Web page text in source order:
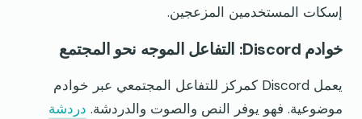
إسكات المستخدمين المزعجين.
خوادم Discord: التفاعل الموجه نحو المجتمع
يعمل Discord كمركز للتفاعل المجتمعي عبر خوادم
موضوعية. فهو يوفر النص والصوت والدردشة. دردشة